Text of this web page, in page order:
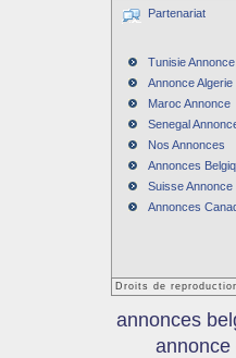
Partenariat
Tunisie Annonce
Annonce Algerie
Maroc Annonce
Senegal
Nos Annonces
Annonces
Suisse Annonce
Annonces
Droits de
annonces
annonce